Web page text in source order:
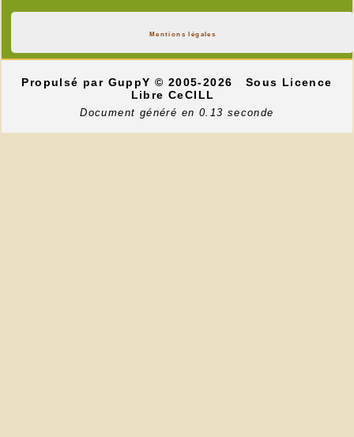
Mentions légales
Propulsé par GuppY© 2005-2026
Sous Licence
Libre CeCILL
Document généré en 0.13 seconde